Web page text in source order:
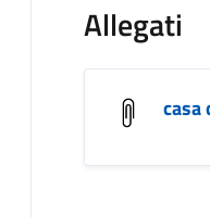
Allegati
casa